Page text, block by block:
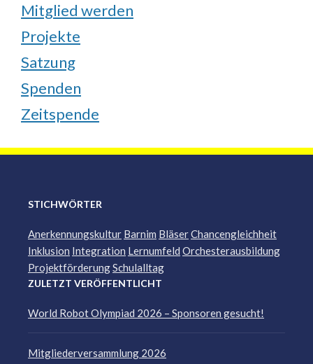
Mitglied werden
Projekte
Satzung
Spenden
Zeitspende
STICHWÖRTER
Anerkennungskultur Barnim BläserChancengleichheit
Inklusion Integration Lernumfeld Orchesterausbildung
ProjektförderungSchulalltag
ZULETZT VERÖFFENTLICHT
World Robot Olympiad 2026 – Sponsoren gesucht!
Mitgliederversammlung 2026